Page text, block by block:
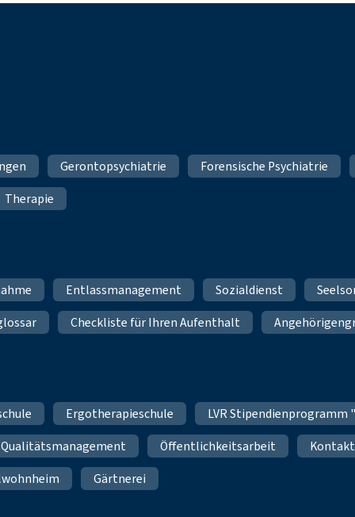
Gerontopsychiatrie Forensische Psychiatrie
Therapie
Entlassmanagement Sozialdienst
Checkliste für Ihren Aufenthalt
Ergotherapieschule
LVR Stipendienprogramm
Qualitätsmanagement Öffentlichkeitsarbeit Kontakt
Gärtnerei